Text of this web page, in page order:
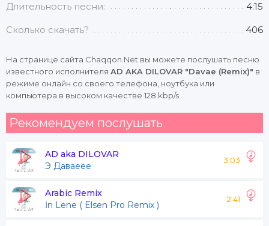
Длительность песни: 4:15
Сколько скачать? 406
На странице сайта Chaqqon.Net вы можете послушать песню
известного исполнителя AD AKA DILOVAR "Davae (Remix)" в
режиме онлайн со своего телефона, ноутбука или
компьютера в высоком качестве 128 kbp/s.
Рекомендуем послушать
AD aka DILOVAR
Э Даваеее
3:03
Arabic Remix
İn Lene ( Elsen Pro Remix )
2:41